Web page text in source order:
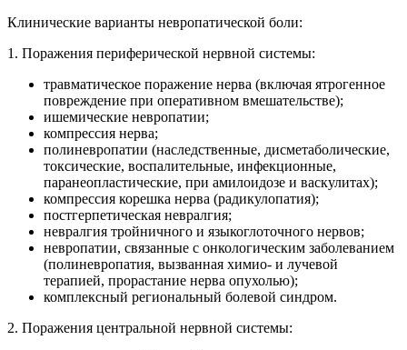
Клинические варианты невропатической боли:
1. Поражения периферической нервной системы:
травматическое поражение нерва (включая ятрогенное
повреждение при оперативном вмешательстве);
ишемические невропатии;
компрессия нерва;
полиневропатии (наследственные, дисметаболические,
токсические, воспалительные, инфекционные,
паранеопластические, при амилоидозе и васкулитах);
компрессия корешка нерва (радикулопатия);
постгерпетическая невралгия;
невралгия тройничного и языкоглоточного нервов;
невропатии, связанные с онкологическим заболеванием
(полиневропатия, вызванная химио- и лучевой
терапией, прорастание нерва опухолью);
комплексный региональный болевой синдром.
2. Поражения центральной нервной системы: